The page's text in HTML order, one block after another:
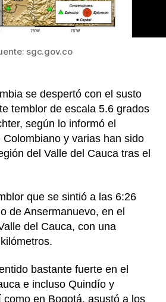
sgc.gov.co
se despertó con el susto
temblor de escala 5.6 grados
según lo informó el
y varias han sido
del Valle del Cauca tras el
que se sintió a las 6:26
de Ansermanuevo, en el
del Cauca, con una
bastante fuerte en el
e incluso Quindío y
como en Bogotá, asustó a los